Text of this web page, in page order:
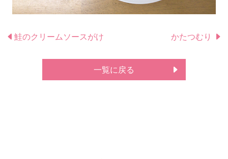
鮭のクリームソースがけ かたつむり
一覧に戻る